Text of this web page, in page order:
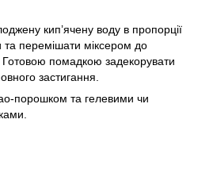
кип’ячену воду в пропорції
та перемішати міксером до
Готовою помадкою задекорувати
застигання.
порошком та гелевими чи